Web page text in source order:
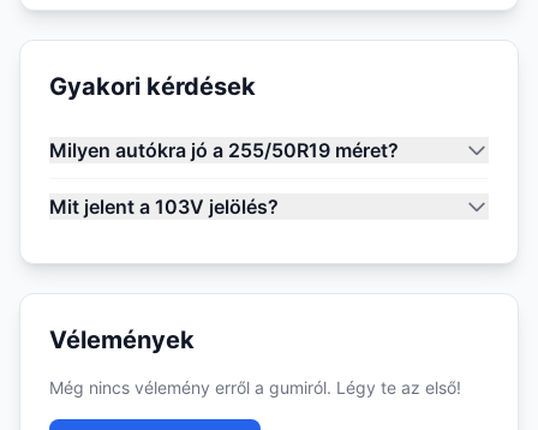
Gyakori kérdések
Milyen autókra jó a 255/50R19 méret?
Mit jelent a 103V jelölés?
Vélemények
Még nincs vélemény erről a gumiról. Légy te az első!